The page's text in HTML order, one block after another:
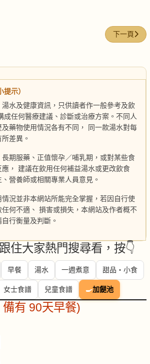
下一篇文章
下一頁
提示）
水及健康資訊，只供讀者作一般參考及飲
成任何醫療建議、診斷或治療方案。不同人
藥物使用情況各有不同， 同一款湯水對每
差異。
期服藥、正值懷孕／哺乳期，或對某些食
， 建議在飲用任何補益湯水或更改飲食
營養師或相關專業人員意見。
況並非本網站所能完全掌握，若因自行使
何不適、 損害或損失，本網站及作者概不
行衡量及判斷。
住大家熱門搜尋看，按👇
早餐 湯水 一週煮意 甜品・小食
女士食譜 兒童食譜 🍳加餸池
有 90天早餐)